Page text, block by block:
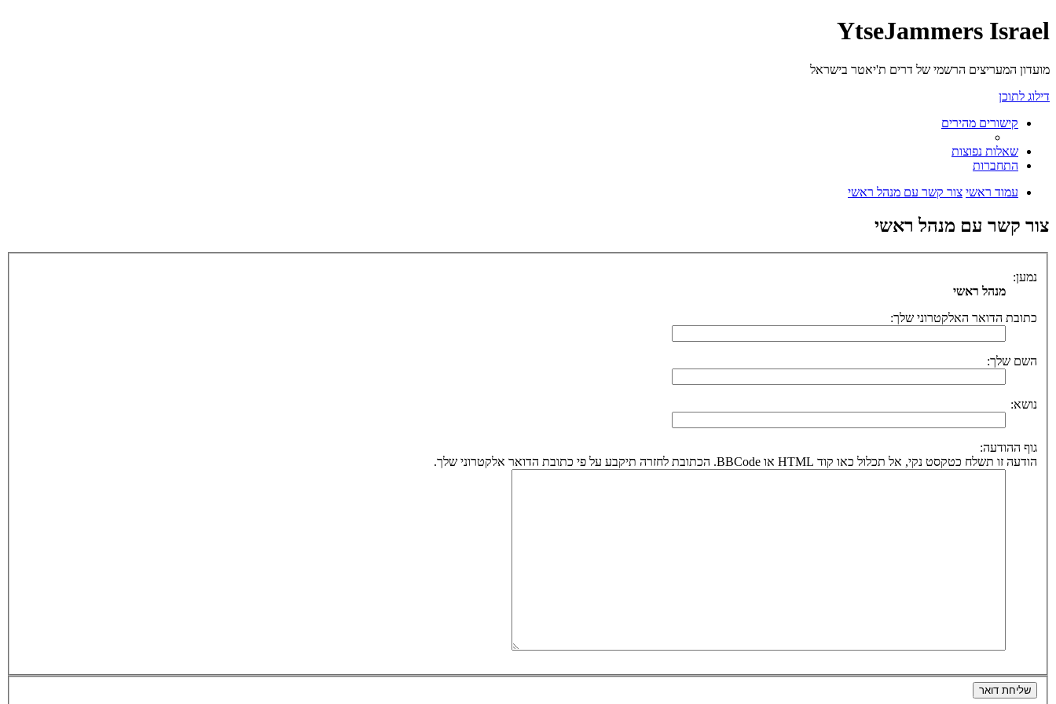
YtseJammers Israel
מועדון המעריצים הרשמי של דרים ת'יאטר בישראל
דילוג לתוכן
קישורים מהירים
שאלות נפוצות
התחברות
עמוד ראשי צור קשר עם מנהל ראשי
צור קשר עם מנהל ראשי
נמען:
מנהל ראשי
כתובת הדואר האלקטרוני שלך:
השם שלך:
נושא:
גוף ההודעה:
הודעה זו תשלח כטקסט נקי, אל תכלול כאו קוד HTML או BBCode. הכתובת לחזרה תיקבע על פי כתובת הדואר אלקטרוני שלך.